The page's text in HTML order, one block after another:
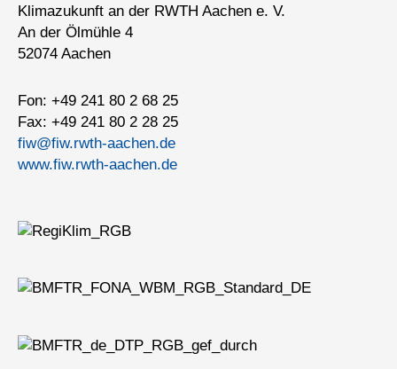
Klimazukunft an der RWTH Aachen e. V.
An der Ölmühle 4
52074 Aachen
Fon: +49 241 80 2 68 25
Fax: +49 241 80 2 28 25
fiw@fiw.rwth-aachen.de
www.fiw.rwth-aachen.de